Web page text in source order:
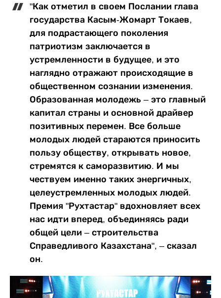
"Как отметил в своем Послании глава
государства Касым-Жомарт Токаев,
для подрастающего поколения
патриотизм заключается в
устремленности в будущее, и это
наглядно отражают происходящие в
общественном сознании изменения.
Образованная молодежь – это главный
капитал страны и основной драйвер
позитивных перемен. Все больше
молодых людей стараются приносить
пользу обществу, открывать новое,
стремятся к саморазвитию. И мы
чествуем именно таких энергичных,
целеустремленных молодых людей.
Премия "Рухтастар" вдохновляет всех
нас идти вперед, объединяясь ради
общей цели – строительства
Справедливого Казахстана", – сказал
он.